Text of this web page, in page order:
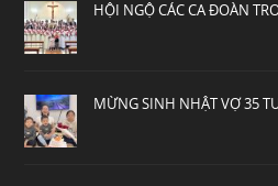
HỘI NGỘ CÁC CA ĐOÀN
MỪNG SINH NHẬT VỢ 35